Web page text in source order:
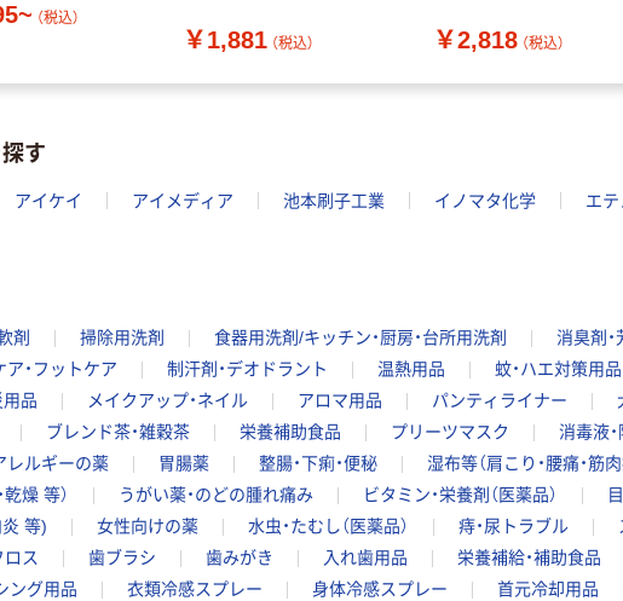
（税込）
￥1,881 （税込） ￥2,818 （税込）
す
アイケイ アイメディア 池本刷子工業 イノマタ化学 エテ
剤 掃除用洗剤 食器用洗剤/キッチン・厨房・台所用洗剤 消臭剤・
ア・フットケア 制汗剤・デオドラント 温熱用品 蚊・ハエ対策用品
用品 メイクアップ・ネイル アロマ用品 パンティライナー
ブレンド茶・雑穀茶 栄養補助食品 プリーツマスク 消毒液
レルギーの薬 胃腸薬 整腸・下痢・便秘 湿布等（肩こり・腰痛・筋肉
燥 等） うがい薬・のどの腫れ痛み ビタミン・栄養剤（医薬品）
炎 等) 女性向けの薬 水虫・たむし（医薬品） 痔・尿トラブル
ス 歯ブラシ 歯みがき 入れ歯用品 栄養補給・補助食品
ング用品 衣類冷感スプレー 身体冷感スプレー 首元冷却用品